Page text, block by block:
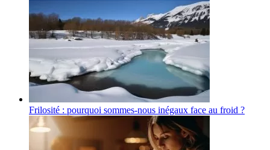
Frilosité : pourquoi sommes-nous inégaux face au froid ?